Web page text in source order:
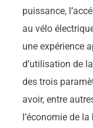
puissance,
au vélo
une expérience
d’utilisation de
des trois
avoir, entre
l’économie de